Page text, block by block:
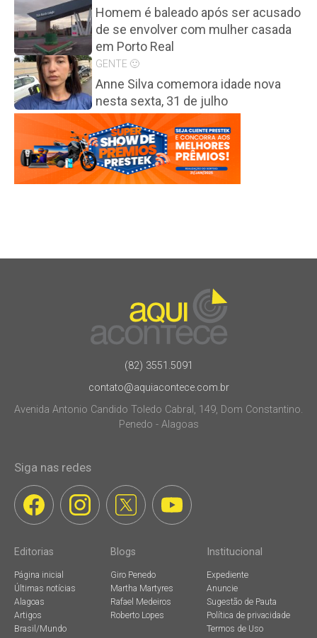
Homem é baleado após ser acusado
de se envolver com mulher casada
em Porto Real
GENTE 🙂
Anne Silva comemora idade nova
nesta sexta, 31 de julho
(82) 3551.5091
contato@aquiacontece.com.br
Avenida Antonio Candido Toledo Cabral, 149, Dom Constantino.
Penedo - Alagoas
Siga nas redes
Editorias
Página inicial
Últimas notícias
Alagoas
Artigos
Brasil/Mundo
Blogs
Giro Penedo
Martha Martyres
Rafael Medeiros
Roberto Lopes
Institucional
Expediente
Anuncie
Sugestão de Pauta
Política de privacidade
Termos de Uso